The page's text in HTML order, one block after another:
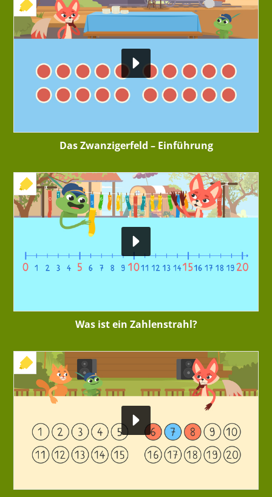
+ INTERAKTIVE ÜBUNG
Das Zwanzigerfeld – Einführung
+ INTERAKTIVE ÜBUNG
Was ist ein Zahlenstrahl?
+ INTERAKTIVE ÜBUNG